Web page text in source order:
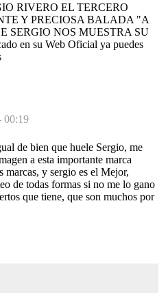
RIVERO EL TERCERO
Y PRECIOSA BALADA "A
SERGIO NOS MUESTRA SU
en su Web Oficial ya puedes
00:19
de bien que huele Sergio, me
a esta importante marca
marcas, y sergio es el Mejor,
de todas formas si no me lo gano
que tiene, que son muchos por